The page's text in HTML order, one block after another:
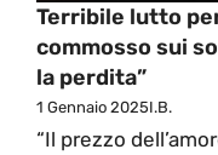
Terribile lutto
commosso sui
la perdita”
1 Gennaio 2025I.B.
“Il prezzo